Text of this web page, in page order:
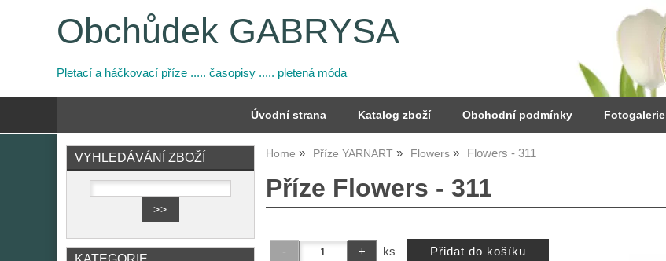
Obchůdek GABRYSA
Pletací a háčkovací příze ..... časopisy ..... pletená móda
Úvodní strana Katalog zboží Obchodní podmínky Fotogalerie
Home Příze YARNART Flowers Flowers - 311
Příze Flowers - 311
ks
VYHLEDÁVÁNÍ ZBOŽÍ